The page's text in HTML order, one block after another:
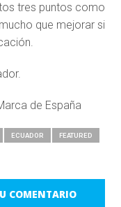
tres puntos como
que mejorar si
de España
ECUADOR FEATURED
COMENTARIO